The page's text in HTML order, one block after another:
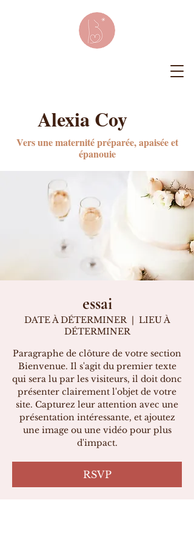
Vers une maternité préparée, apaisée et
épanouie
Alexia Coy
essai
DATE À DÉTERMINER
  |
LIEU À
DÉTERMINER
Paragraphe de clôture de votre section
Bienvenue. Il s'agit du premier texte
qui sera lu par les visiteurs, il doit donc
présenter clairement l'objet de votre
site. Capturez leur attention avec une
présentation intéressante, et ajoutez
une image ou une vidéo pour plus
d'impact.
RSVP